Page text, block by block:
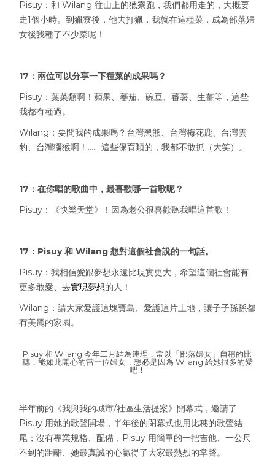
Pisuy：和 Wilang 往山上的獵寮跑，我們都用走的，大概要
走1個小時。到獵寮後，他去打獵，我就在這種菜，成為部落婦
女後我種了不少菜呢！
17：兩位可以分享一下種菜的成果嗎？
Pisuy：葉菜類啊！蘋果、蕃茄、碗豆、蕃薯、生薑等，這些
我都有種過。
Wilang：要問我的成果嗎？台灣黑熊、台灣梅花鹿、台灣雲
豹、台灣獼猴啊！…… 這些保育類的，我都不敢抓（大笑）。
17：在你唱的歌曲中，最喜歡哪一首歌呢？
Pisuy：《快樂天堂》！因為老公很喜歡聽我唱這首歌！
17：Pisuy 和 Wilang 想對這個社會說的一句話。
Pisuy：我相信愛跟夢想永遠比現實更大，希望這個社會能有
更多敢愛、去實現夢想的人！
Wilang：請大家愛護這塊寶島、愛護這片土地，讓子子孫孫都
有美麗的家園。
Pisuy 和 Wilang 今年二月結為連理，常以「部落婦女」自稱的比
穗，能如此開心的當一位婦女，想必是因為 Wilang 給她很多的愛
吧！
半年前的《我與我的城市/社區生活提案》開幕式，邀請了
Pisuy 用她的歌聲開場，半年後的閉幕式也用比穗的歌聲結
尾；沒有專業規格、配備，Pisuy 用簡單的一把吉他、一公尺
不到的距離、她最真誠的心贏得了大家最熱烈的掌聲。